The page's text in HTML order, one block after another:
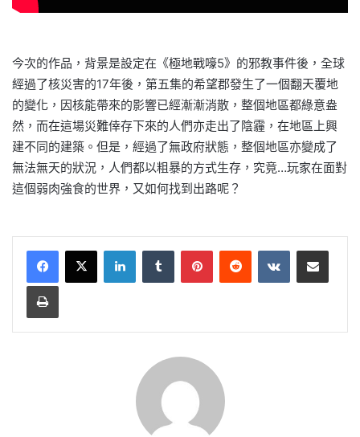
今次的作品，背景是設定在《極地戰嚎5》的邪教事件後，全球
經過了核災害的17年後，第五集的希望郡發生了一個翻天覆地
的變化，因核能帶來的影響已經漸漸消散，整個地區都綠意盎
然，而在這場災難倖存下來的人們亦走出了陰霾，在地區上興
建不同的建築。但是，經過了無政府狀態，整個地區亦變成了
無法無天的狀況，人們都以粗暴的方式生存，究竟…玩家在面對
這個弱肉強食的世界，又如何找到出路呢？
LinkedInTumblr PinterestReddit VKontakteShare via Email
Print